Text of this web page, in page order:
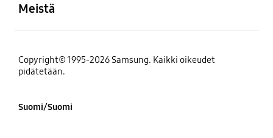
Meistä
Copyright© 1995-2026 Samsung. Kaikki oikeudet
pidätetään.
Suomi/Suomi